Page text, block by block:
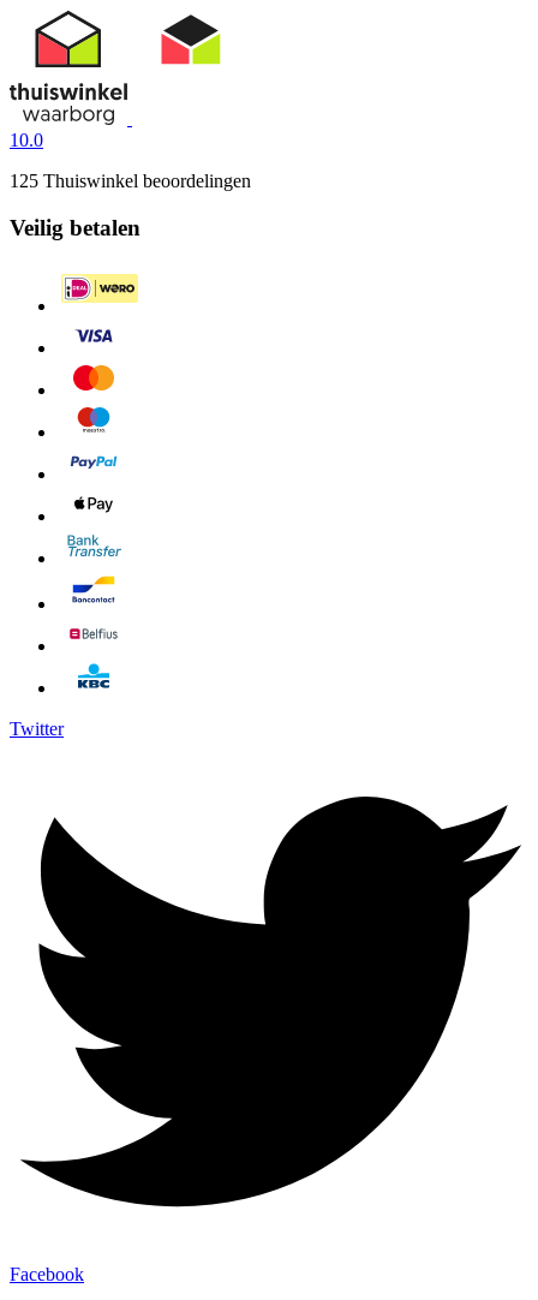
10.0
125 Thuiswinkel beoordelingen
Veilig betalen
Twitter
Facebook